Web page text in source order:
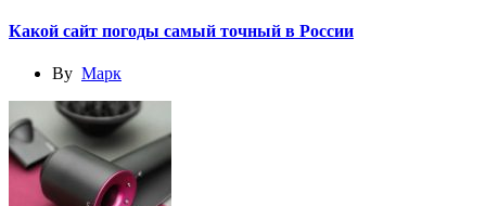
Какой сайт погоды самый точный в России
By Марк